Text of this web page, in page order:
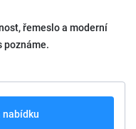
řemeslo a moderní
poznáme.
nabídku